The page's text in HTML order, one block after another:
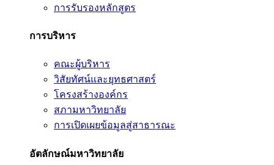
การรับรองหลักสูตร
การบริหาร
คณะผู้บริหาร
วิสัยทัศน์และยุทธศาสตร์
โครงสร้างองค์กร
สภามหาวิทยาลัย
การเปิดเผยข้อมูลสู่สาธารณะ
อัตลักษณ์มหาวิทยาลัย